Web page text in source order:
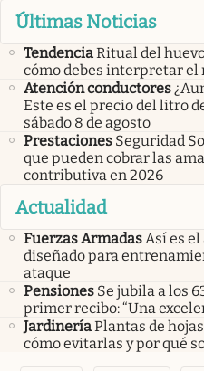
Últimas Noticias
TendenciaRitual del
cómo debes interpretar el
Atención conductores
Este es el precio del litro
sábado 8 de agosto
Prestaciones Seguridad
que pueden cobrar las
contributiva en 2026
Actualidad
Fuerzas ArmadasAsí es
diseñado para
ataque
Pensiones Se jubila a los
primer recibo: “Una
JardineríaPlantas de
cómo evitarlas y por qué